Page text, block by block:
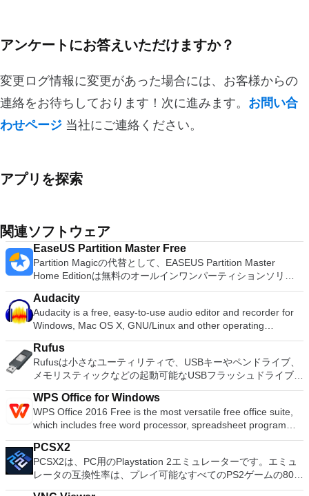
アンケートにお答えいただけますか？
変更ログ情報に変更があった場合には、お客様からの
連絡をお待ちしております！次に進みます。 お問い合
わせページ 当社にご連絡ください。
アプリを探索
関連ソフトウェア
EaseUS Partition Master Free
Partition Magicの代替として、EASEUS Partition Master
Home Editionは無料のオールインワンパーティションソリュ
ーションおよびディスク管理ユーティリティです。パーティシ
ョンの拡張（特にシステムドライブ用）、ディスク領域の管
理、MBRおよびGUIDパーティションテーブル（GPT）ディス
クのディスク領域不足の問題の解決を可能にします。 パーテ
ィションのサイズ変更/移動システムドライブを拡張するディ
スクとパーティションをコピーパーティションをマージ分割パ
ーティション空き領域を再分配するダイナミックディスクの変
換パーティションを回復する
Audacity
Audacity is a free, easy-to-use audio editor and recorder for
Windows, Mac OS X, GNU/Linux and other operating
systems. You can use Audacity to: Record live audio. Convert
tapes and records into digital recordings or CDs. Edit Ogg
Vorbis, MP3, WAV or AIFF sound files. Cut, copy, splice or mix
sounds together. Change the speed or pitch of a recording.
Add new effects with LADSPA plug-ins. And more!
Rufus
Rufusは小さなユーティリティで、USBキーやペンドライブ、
メモリスティックなどの起動可能なUSBフラッシュドライブを
フォーマットおよび作成できます。 Rufusは、次のシナリオで
役立ちます。 Windows、Linux、およびUEFI用の起動可能な
ISOからUSBインストールメディアを作成する必要がある場
合。 OSがインストールされていないシステムで作業する必要
がある場合。 BIOSまたはその他のファームウェアをDOSから
フラッシュする必要がある場合。 低レベルのユーティリティ
を実行する必要がある場合。 Rufusは次の* ISOで動作しま
す：Arch Linux、Archbang、BartPE / pebuilder、CentOS、
Damn Small Linux、Fedora、FreeDOS、Gentoo、
WPS Office for Windows
WPS Office 2016 Free is the most versatile free office suite,
which includes free word processor, spreadsheet program
and presentation maker. With these three programs you will
easily be able to deal with any office related tasks. WPS
Office 2016 Free has multiple language support for English,
French, German, Spanish, Portuguese,Russian and Polish
languages. To switch between languages requires only a
PCSX2
PCSX2は、PC用のPlaystation 2エミュレーターです。エミュ
レータの互換性率は、プレイ可能なすべてのPS2ゲームの80％
以上を誇っています。かなり強力なコンピューターを所有して